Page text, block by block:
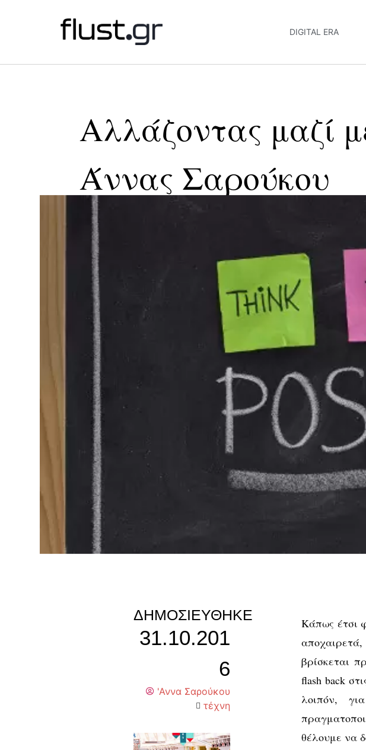
DIGITAL ERA
Αλλάζοντας μαζί
Άννας Σαρούκου
ΔΗΜΟΣΙΕΎΘΗΚΕ
31.10.201
6
'Αννα Σαρούκου
τέχνη
Κάπως έτσι
βρίσκεται
flash back
λοιπόν,
θέλουμε να